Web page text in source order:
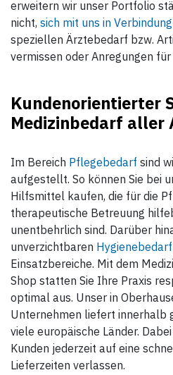
erweitern wir unser Portfolio
nicht, sich mit uns in
speziellen Ärztebedarf bzw.
vermissen oder Anregungen für
Kundenorientierter
Medizinbedarf aller
Im Bereich Pflegebedarf sind
aufgestellt. So können Sie bei
Hilfsmittel kaufen, die für die
therapeutische Betreuung
unentbehrlich sind. Darüber
unverzichtbaren Hygienebedarf
Einsatzbereiche. Mit dem
Shop statten Sie Ihre Praxis
optimal aus. Unser in
Unternehmen liefert innerhalb
viele europäische Länder.
Kunden jederzeit auf eine
Lieferzeiten verlassen.